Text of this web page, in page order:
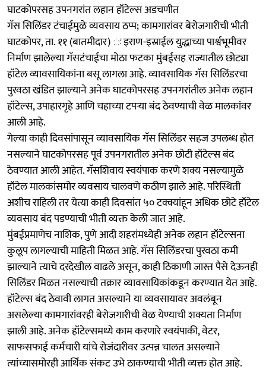
घाटकोपरसह उपनगरांत लहान हॉटेल्स अडचणीत
गॅस सिलिंडर टंचाईमुळे व्यवसाय ठप्प; कामगारांवर बेरोजगारीची भीती
घाटकोपर, ता. ११ (बातमीदार) ः इराण-इस्राईल युद्धाच्या पार्श्वभूमीवर
निर्माण झालेल्या गॅसटंचाईचा मोठा फटका मुंबईसह राज्यातील छोट्या
हॉटेल व्यावसायिकांना बसू लागला आहे. व्यावसायिक गॅस सिलिंडरचा
पुरवठा खंडित झाल्याने अनेक घाटकोपरसह उपनगरांतील अनेक लहान
हॉटेल्स, उपाहारगृहे आणि चहाच्या टपऱ्या बंद ठेवण्याची वेळ मालकांवर
आली आहे.
गेल्या काही दिवसांपासून व्यावसायिक गॅस सिलिंडर सहज उपलब्ध होत
नसल्याने घाटकोपरसह पूर्व उपनगरातील अनेक छोटी हॉटेल्स बंद
ठेवण्यात आली आहेत. गॅसशिवाय स्वयंपाक करणे शक्य नसल्यामुळे
हॉटेल मालकांसमोर व्यवसाय चालवणे कठीण झाले आहे. परिस्थिती
अशीच राहिली तर येत्या काही दिवसांत ५० टक्क्यांहून अधिक छोटे हॉटेल
व्यवसाय बंद पडण्याची भीती व्यक्त केली जात आहे.
मुंबईप्रमाणेच नाशिक, पुणे आदी शहरांमध्येही अनेक लहान हॉटेल्सना
कुलूप लागल्याची माहिती मिळत आहे. गॅस सिलिंडरचा पुरवठा कमी
झाल्याने त्याचे दरदेखील वाढले असून, काही ठिकाणी जास्त पैसे देऊनही
सिलिंडर मिळत नसल्याची तक्रार व्यावसायिकांकडून करण्यात येत आहे.
हॉटेल्स बंद ठेवावी लागत असल्याने या व्यवसायावर अवलंबून
असलेल्या कामगारांवरही बेरोजगारीची वेळ येण्याची शक्यता निर्माण
झाली आहे. अनेक हॉटेल्समध्ये काम करणारे स्वयंपाकी, वेटर,
साफसफाई कर्मचारी यांचे रोजंदारीवर उत्पन्न चालत असल्याने
त्यांच्यासमोरही आर्थिक संकट उभे ठाकण्याची भीती व्यक्त होत आहे.